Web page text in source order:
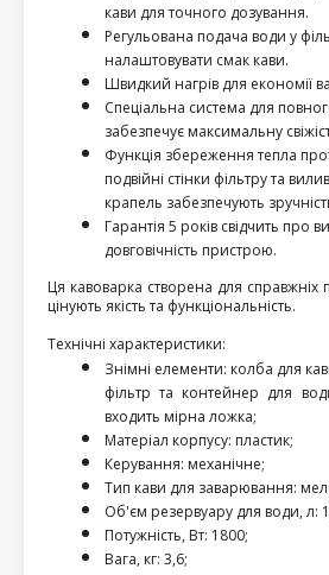
кави для точного дозування.
Регульована подача води у
налаштовувати смак кави.
Швидкий нагрів для економії
Спеціальна система для
забезпечує максимальну
Функція збереження тепла
подвійні стінки фільтру та
крапель забезпечують
Гарантія 5 років свідчить про
довговічність пристрою.
Ця кавоварка створена для справжніх
цінують якість та функціональність.
Технічні характеристики:
Знімні елементи: колба для
фільтр та контейнер для
входить мірна ложка;
Матеріал корпусу:
Керування:
Тип кави для заварювання:
Об'єм резервуару для води, л:
Потужність, Bт:
Вага, кг: 3,6;